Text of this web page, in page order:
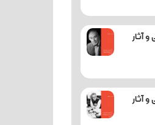
آثار
آثار